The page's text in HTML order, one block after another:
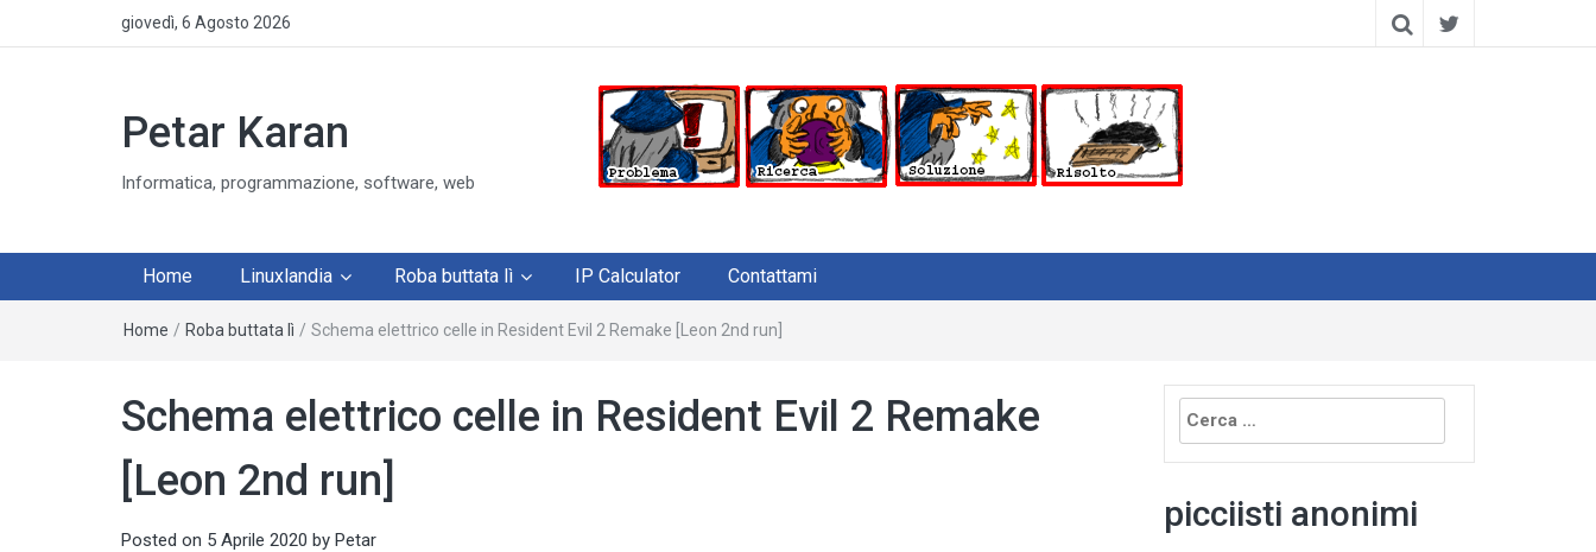
giovedì, 6 Agosto 2026
Petar Karan
Informatica, programmazione, software, web
Home Linuxlandia Roba buttata lì IP Calculator Contattami
Home / Roba buttata lì / Schema elettrico celle in Resident Evil 2 Remake [Leon 2nd run]
Schema elettrico celle in Resident Evil 2 Remake
[Leon 2nd run]
Posted on 5 Aprile 2020 by Petar
Ricerca
per:
picciisti anonimi